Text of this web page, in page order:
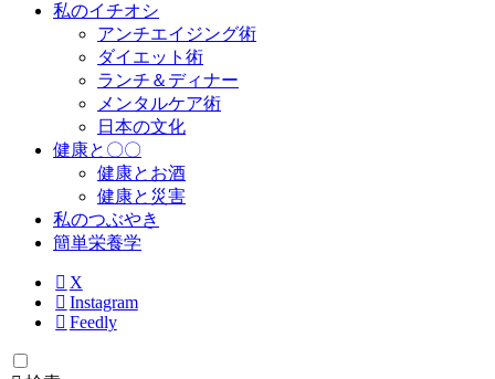
私のイチオシ
アンチエイジング術
ダイエット術
ランチ＆ディナー
メンタルケア術
日本の文化
健康と〇〇
健康とお酒
健康と災害
私のつぶやき
簡単栄養学
X
Instagram
Feedly